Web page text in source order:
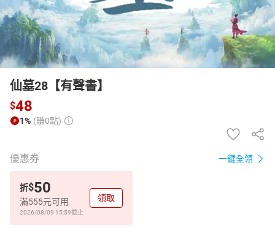
仙墓28【有聲書】
$48
1% (賺0點)
優惠券 一鍵全領
折$50
滿555元可用
2026/08/09 15:59截止
領取